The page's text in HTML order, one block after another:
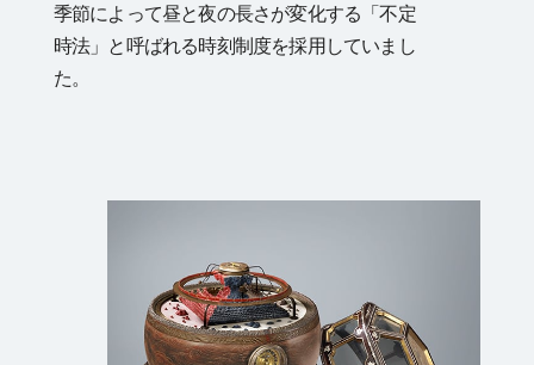
季節によって昼と夜の長さが変化する「不定
時法」と呼ばれる時刻制度を採用していまし
た。